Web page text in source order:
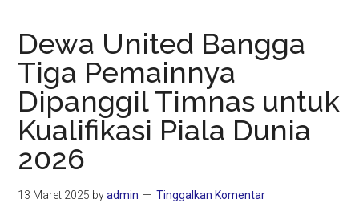
Dewa United Bangga
Tiga Pemainnya
Dipanggil Timnas untuk
Kualifikasi Piala Dunia
2026
13 Maret 2025 byadmin Tinggalkan Komentar